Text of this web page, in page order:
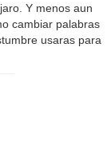
Y menos aun
cambiar palabras
usaras para